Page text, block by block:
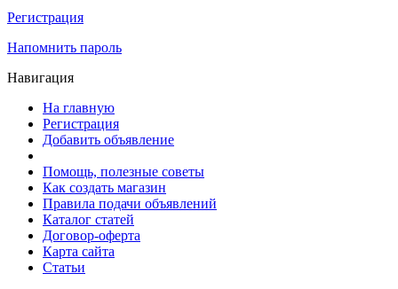
Регистрация
Напомнить пароль
Навигация
На главную
Регистрация
Добавить объявление
Помощь, полезные советы
Как создать магазин
Правила подачи объявлений
Каталог статей
Договор-оферта
Карта сайта
Статьи